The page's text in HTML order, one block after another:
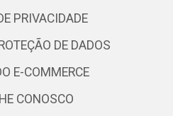
PRIVACIDADE
DE DADOS
E-COMMERCE
CONOSCO